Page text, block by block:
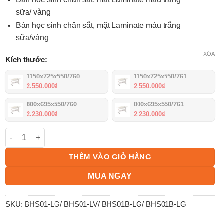
2.230.000₫
sữa/ vàng
Bàn học sinh chân sắt, mặt Laminate màu trắng
sữa/vàng
Kích thước:
1150x725x550/760
2.550.000₫
1150x725x550/761
2.550.000₫
800x695x550/760
2.230.000₫
800x695x550/761
2.230.000₫
XÓA
Bàn học sinh BHS01-LG số lượng
THÊM VÀO GIỎ HÀNG
MUA NGAY
SKU: BHS01-LG/ BHS01-LV/ BHS01B-LG/ BHS01B-LG